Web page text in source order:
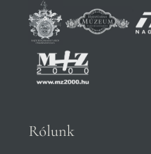
Rólunk